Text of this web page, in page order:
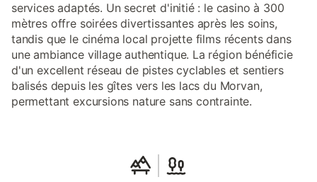
services adaptés. Un secret d'initié : le casino à 300
mètres offre soirées divertissantes après les soins,
tandis que le cinéma local projette films récents dans
une ambiance village authentique. La région bénéficie
d'un excellent réseau de pistes cyclables et sentiers
balisés depuis les gîtes vers les lacs du Morvan,
permettant excursions nature sans contrainte.